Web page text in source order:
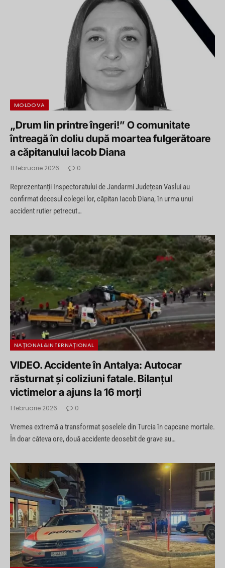
MOLDOVA
„Drum lin printre îngeri!” O comunitate
întreagă în doliu după moartea fulgerătoare
a căpitanului Iacob Diana
11 februarie 2026 0
Reprezentanții Inspectoratului de Jandarmi Județean Vaslui au
confirmat decesul colegei lor, căpitan Iacob Diana, în urma unui
accident rutier petrecut…
NAȚIONAL&INTERNAȚIONAL
VIDEO. Accidente în Antalya: Autocar
răsturnat și coliziuni fatale. Bilanțul
victimelor a ajuns la 16 morți
1 februarie 2026 0
Vremea extremă a transformat șoselele din Turcia în capcane mortale.
În doar câteva ore, două accidente deosebit de grave au…